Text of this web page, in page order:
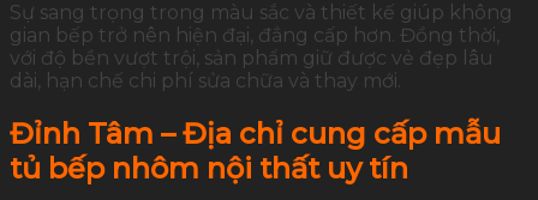
Sự sang trọng trong màu sắc và thiết kế giúp không
gian bếp trở nên hiện đại, đẳng cấp hơn. Đồng thời,
với độ bền vượt trội, sản phẩm giữ được vẻ đẹp lâu
dài, hạn chế chi phí sửa chữa và thay mới.
Đỉnh Tâm – Địa chỉ cung cấp mẫu
tủ bếp nhôm nội thất uy tín